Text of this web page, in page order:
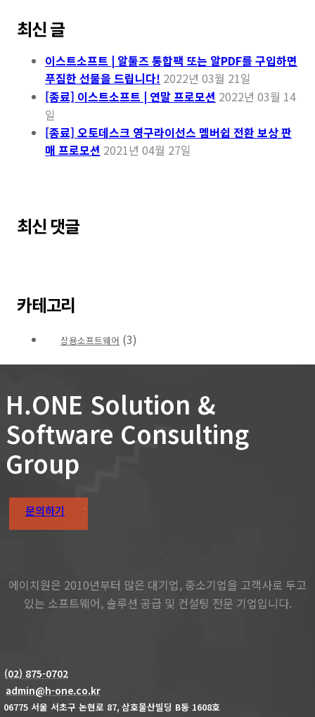
최신 글
이스트소프트 | 알툴즈 통합팩 또는 알PDF를 구입하면
푸짐한 선물을 드립니다! 2022년 03월 21일
[종료] 이스트소프트 | 연말 프로모션 2022년 03월 14
일
[종료] 오토데스크 영구라이선스 멤버쉽 전환 보상 판
매 프로모션 2021년 04월 27일
최신 댓글
카테고리
상용소프트웨어 (3)
H.ONE Solution &
Software Consulting
Group
문의하기
에이치원은 2010년부터 많은 대기업, 중소기업을 고객사로 두고
있는 소프트웨어, 솔루션 공급 및 컨설팅 전문 기업입니다.
(02) 875-0702
admin@h-one.co.kr
06775 서울 서초구 논현로 87, 삼호물산빌딩 B동 1608호